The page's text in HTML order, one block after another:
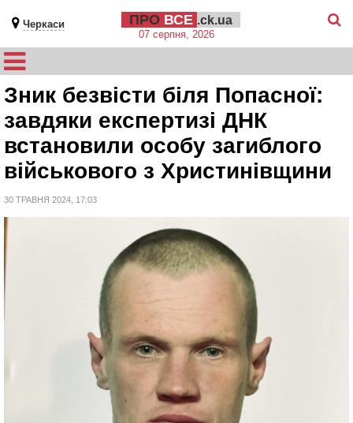
Черкаси ПРО ВСЕ .ck.ua
07 серпня, 2026
Зник безвісти біля Попасної:
завдяки експертизі ДНК
встановили особу загиблого
військового з Христинівщини
30 ТРАВНЯ 2024, 17:03